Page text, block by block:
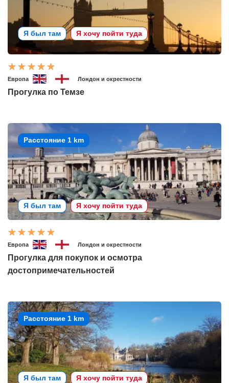
Я был там Я хочу пойти туда
Европа Лондон и окрестности
Прогулка по Темзе
Расстояние 1 km
Я был там Я хочу пойти туда
Европа Лондон и окрестности
Прогулка для покупок и осмотра
достопримечательностей
Расстояние 1 km
Я был там Я хочу пойти туда